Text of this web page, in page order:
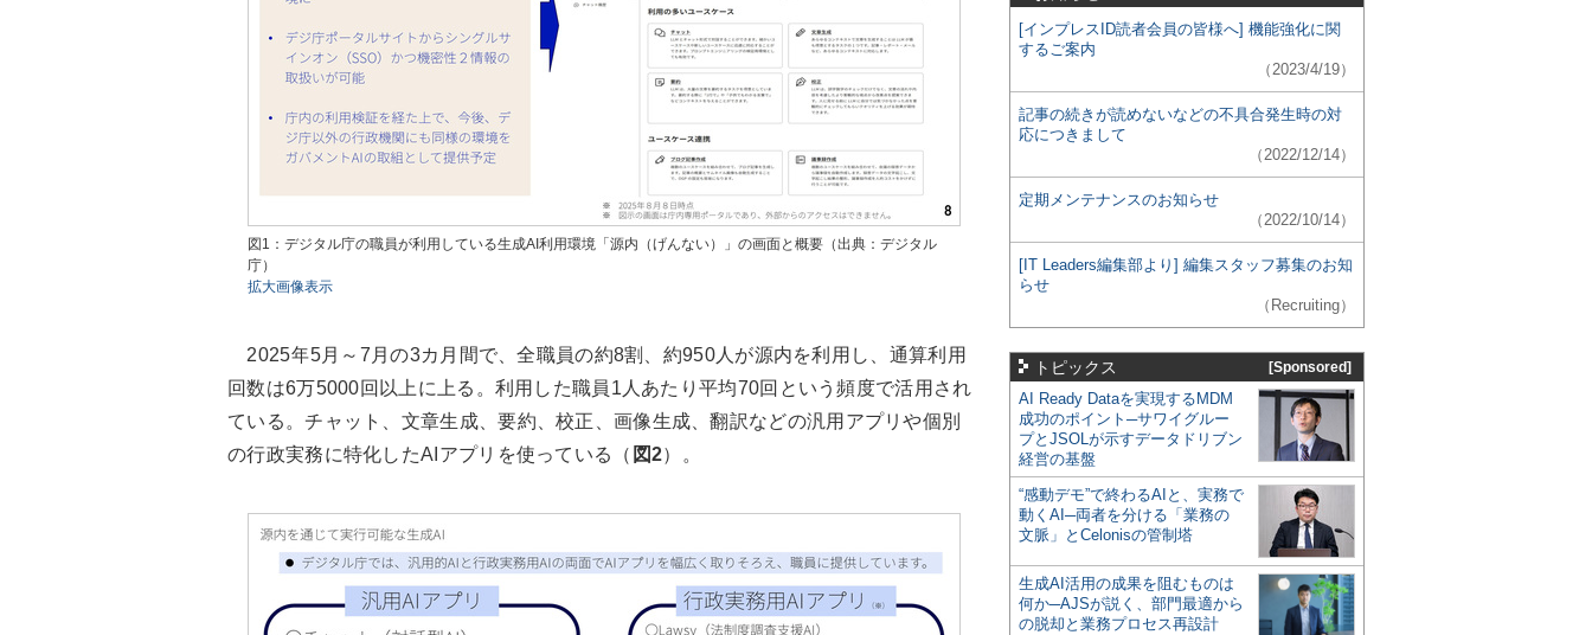
図1：デジタル庁の職員が利用している生成AI利用環境「源内（げんない）」の画面と概要（出典：デジタル
庁）
拡大画像表示
2025年5月～7月の3カ月間で、全職員の約8割、約950人が源内を利用し、通算利用
回数は6万5000回以上に上る。利用した職員1人あたり平均70回という頻度で活用され
ている。チャット、文章生成、要約、校正、画像生成、翻訳などの汎用アプリや個別
の行政実務に特化したAIアプリを使っている（ 図2）。
[インプレスID読者会員の皆様へ] 機能強化に関
するご案内
（2023/4/19）
記事の続きが読めないなどの不具合発生時の対
応につきまして
（2022/12/14）
定期メンテナンスのお知らせ
（2022/10/14）
[IT Leaders編集部より] 編集スタッフ募集のお知
らせ
（Recruiting）
トピックス [Sponsored]
AI Ready Dataを実現するMDM
成功のポイント─サワイグルー
プとJSOLが示すデータドリブン
経営の基盤
“感動デモ”で終わるAIと、実務で
動くAI─両者を分ける「業務の
文脈」とCelonisの管制塔
生成AI活用の成果を阻むものは
何か─AJSが説く、部門最適から
の脱却と業務プロセス再設計